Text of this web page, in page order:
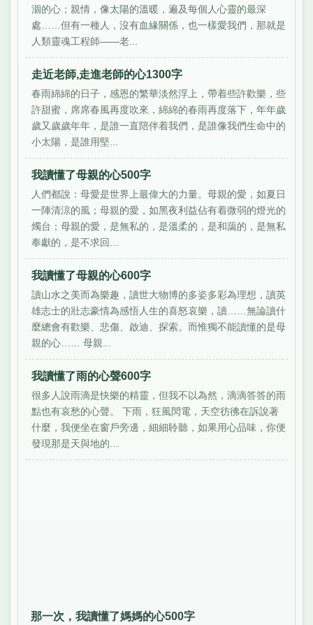
涸的心；親情，像太陽的溫暖，遍及每個人心靈的最深
處……但有一種人，沒有血緣關係，也一樣愛我們，那就是
人類靈魂工程師——老...
走近老師,走進老師的心1300字
春雨綿綿的日子，感恩的繁華淡然浮上，帶着些許歡樂，些
許甜蜜，席席春風再度吹來，綿綿的春雨再度落下，年年歲
歲又歲歲年年，是誰一直陪伴着我們，是誰像我們生命中的
小太陽，是誰用堅...
我讀懂了母親的心500字
人們都說：母愛是世界上最偉大的力量。母親的愛，如夏日
一陣清涼的風；母親的愛，如黑夜利益佔有着微弱的燈光的
燭台；母親的愛，是無私的，是溫柔的，是和藹的，是無私
奉獻的，是不求回...
我讀懂了母親的心600字
讀山水之美而為樂趣，讀世大物博的多姿多彩為理想，讀英
雄志士的壯志豪情為感悟人生的喜怒哀樂，讀……無論讀什
麼總會有歡樂、悲傷、啟迪、探索。而惟獨不能讀懂的是母
親的心…… 母親...
我讀懂了雨的心聲600字
很多人說雨滴是快樂的精靈，但我不以為然，滴滴答答的雨
點也有哀愁的心聲。 下雨，狂風閃電，天空彷彿在訴說著
什麼，我便坐在窗戶旁邊，細細聆聽，如果用心品味，你便
發現那是天與地的...
那一次，我讀懂了媽媽的心500字